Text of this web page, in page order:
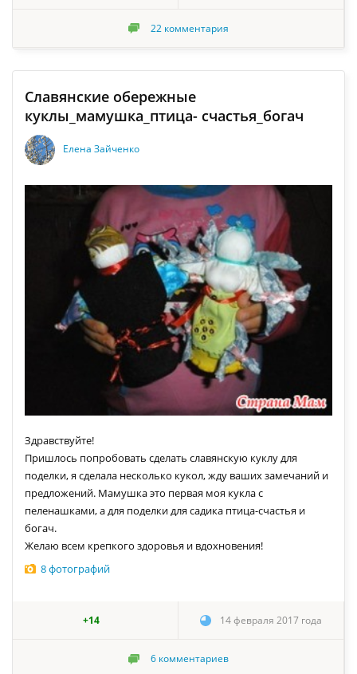
22 комментария
Славянские обережные
куклы_мамушка_птица- счастья_богач
Елена Зайченко
Здравствуйте!
Пришлось попробовать сделать славянскую куклу для
поделки, я сделала несколько кукол, жду ваших замечаний и
предложений. Мамушка это первая моя кукла с
пеленашками, а для поделки для садика птица-счастья и
богач.
Желаю всем крепкого здоровья и вдохновения!
8 фотографий
+14 14 февраля 2017 года
6 комментариев